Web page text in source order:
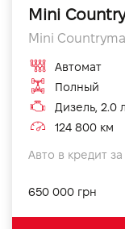
Mini
Mini
Автомат
Полный
Дизель, 2.0 л
124 800 км
Авто в кредит
650 000 грн